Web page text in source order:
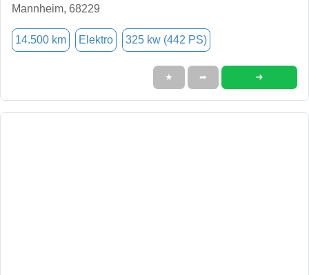
Mannheim, 68229
14.500 km Elektro 325 kw (442 PS)
★ ➦ ➜